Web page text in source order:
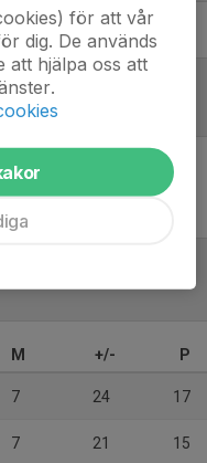
M +/- P
7 24 17
7 21 15
för att vår
dig. De används
att hjälpa oss att